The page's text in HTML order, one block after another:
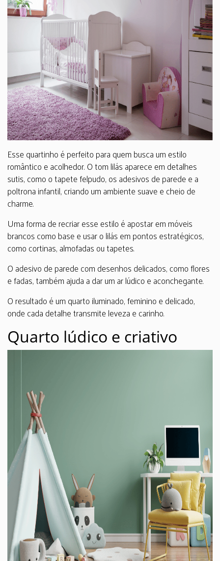
Esse quartinho é perfeito para quem busca um estilo
romântico e acolhedor. O tom lilás aparece em detalhes
sutis, como o tapete felpudo, os adesivos de parede e a
poltrona infantil, criando um ambiente suave e cheio de
charme.
Uma forma de recriar esse estilo é apostar em móveis
brancos como base e usar o lilás em pontos estratégicos,
como cortinas, almofadas ou tapetes.
O adesivo de parede com desenhos delicados, como flores
e fadas, também ajuda a dar um ar lúdico e aconchegante.
O resultado é um quarto iluminado, feminino e delicado,
onde cada detalhe transmite leveza e carinho.
Quarto lúdico e criativo